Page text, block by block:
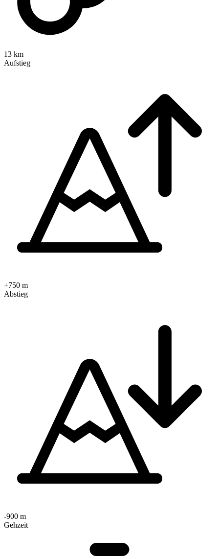
13 km
Aufstieg
+750 m
Abstieg
-900 m
Gehzeit